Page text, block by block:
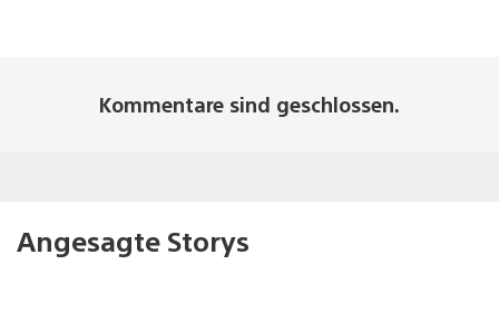
Kommentare sind geschlossen.
Angesagte Storys